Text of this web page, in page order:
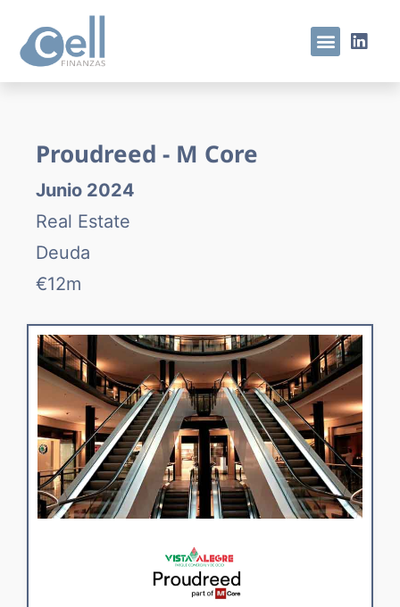
Proudreed - M Core
Junio 2024
Real Estate
Deuda
€12m